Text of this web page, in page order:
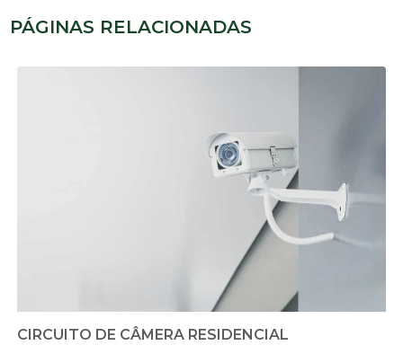
PÁGINAS RELACIONADAS
CIRCUITO DE CÂMERA RESIDENCIAL